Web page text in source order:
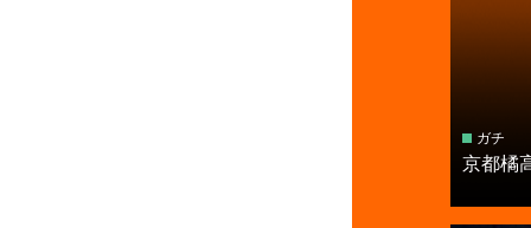
ガチ
京都橘